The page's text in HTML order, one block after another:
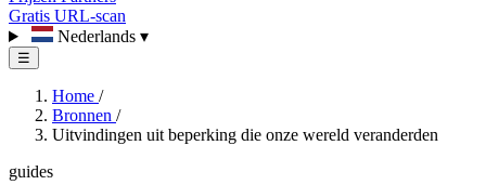
Gratis URL-scan
Nederlands ▾
☰
Home /
Bronnen /
Uitvindingen uit beperking die onze wereld veranderden
guides